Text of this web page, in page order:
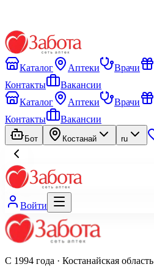
Каталог Аптеки Врачи
Контакты
Вакансии
Каталог
Аптеки Врачи
Контакты
Вакансии
Бот Костанай ru
Войти
С 1994 года · Костанайская область